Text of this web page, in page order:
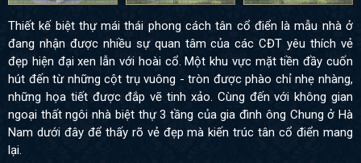
Thiết kế biệt thự mái thái phong cách tân cổ điển là mẫu nhà ở
đang nhận được nhiều sự quan tâm của các CĐT yêu thích vẻ
đẹp hiện đại xen lẫn với hoài cổ. Một khu vực mặt tiền đầy cuốn
hút đến từ những cột trụ vuông - tròn được phào chỉ nhẹ nhàng,
những họa tiết được đắp vẽ tinh xảo. Cùng đến với không gian
ngoại thất ngôi nhà biệt thự 3 tầng của gia đình ông Chung ở Hà
Nam dưới đây để thấy rõ vẻ đẹp mà kiến trúc tân cổ điển mang
lại.